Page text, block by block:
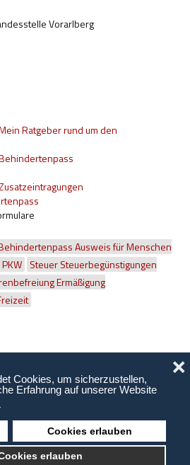
Cookies, um sicherzustellen,
Erfahrung auf unserer Website
Cookies erlauben
erlauben
❌
Vorarlberg
Ratgeber rund um den
Ausweis für Menschen
Steuer Steuerbegünstigungen
Ermäßigung
Vorarlberg | Webagentur: EDBS